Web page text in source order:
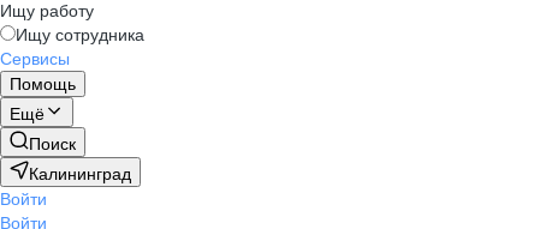
Ищу работу
Ищу сотрудника
Сервисы
Помощь
Ещё
Поиск
Калининград
Войти
Войти